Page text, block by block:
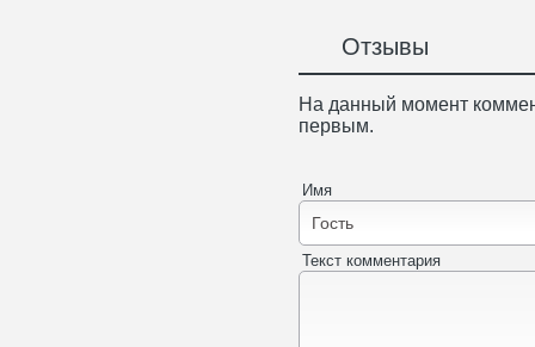
Отзывы
На данный момент
первым.
Имя
Текст комментария